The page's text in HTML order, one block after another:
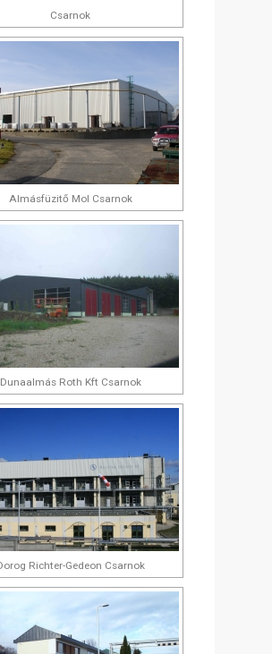
Csarnok
Almásfüzitő Mol Csarnok
Dunaalmás Roth Kft Csarnok
Richter-Gedeon Csarnok